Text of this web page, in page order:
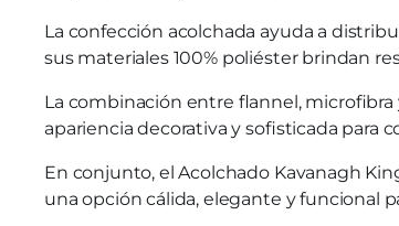
La confección acolchada ayuda a
sus materiales 100% poliéster brindan
La combinación entre flannel,
apariencia decorativa y sofisticada para
En conjunto, el Acolchado Kavanagh
una opción cálida, elegante y funcional